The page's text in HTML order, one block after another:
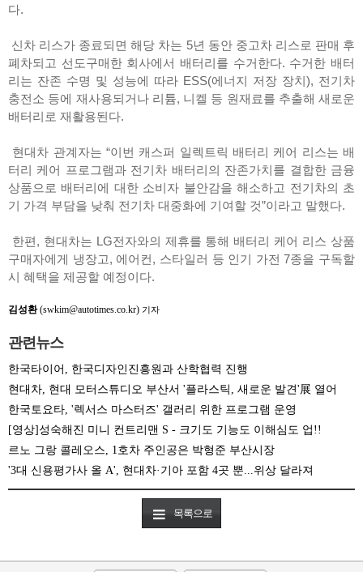
다.
신차 리스가 종료되면 해당 차는 5년 동안 중고차 리스로 판매 후
폐차되고 선도구매한 회사에서 배터리를 수거한다. 수거한 배터
리는 잔존 수명 및 성능에 따라 ESS(에너지 저장 장치), 전기차
충전소 등에 재사용되거나 리튬, 니켈 등 원재료를 추출해 새로운
배터리로 재활용된다.
현대차 관계자는 “이번 캐스퍼 일렉트릭 배터리 케어 리스는 배
터리 케어 프로그램과 전기차 배터리의 잔존가치를 결합한 금융
상품으로 배터리에 대한 소비자 불안감을 해소하고 전기차의 초
기 가격 부담을 낮춰 전기차 대중화에 기여할 것”이라고 말했다.
한편, 현대차는 LG전자와의 제휴를 통해 배터리 케어 리스 상품
구매자에게 냉장고, 에어컨, 스타일러 등 인기 가전 7종을 구독할
시 혜택을 제공할 예정이다.
김성환(swkim@autotimes.co.kr) 기자
관련뉴스
한국타이어, 한국디자인진흥원과 산학협력 진행
현대차, 현대 모터스튜디오 부산서 '플라스틱, 새로운 발견'展 열어
한국토요타, '렉서스 마스터즈' 갤러리 위한 프로그램 운영
[영상]성숙해진 미니 컨트리맨 S - 크기도 기능도 이해심도 업!!
르노 그랑 콜레오스, 1호차 주인공은 박형준 부산시장
'3대 신용평가사 올 A', 현대차·기아 포함 4곳 뿐...위상 달라져
목록으로